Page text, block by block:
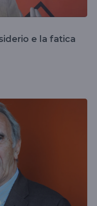
e la fatica